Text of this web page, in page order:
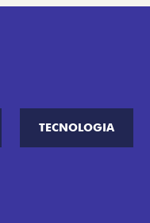
TECNOLOGIA